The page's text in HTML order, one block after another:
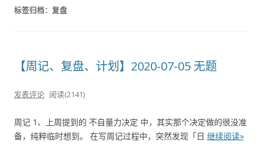
标签归档： 复盘
【周记、复盘、计划】2020-07-05 无题
发表评论 阅读(2141)
周记 1、上周提到的 不自量力决定 中，其实那个决定做的很没准
备，纯粹临时想到。 在写周记过程中，突然发现「日 继续阅读»